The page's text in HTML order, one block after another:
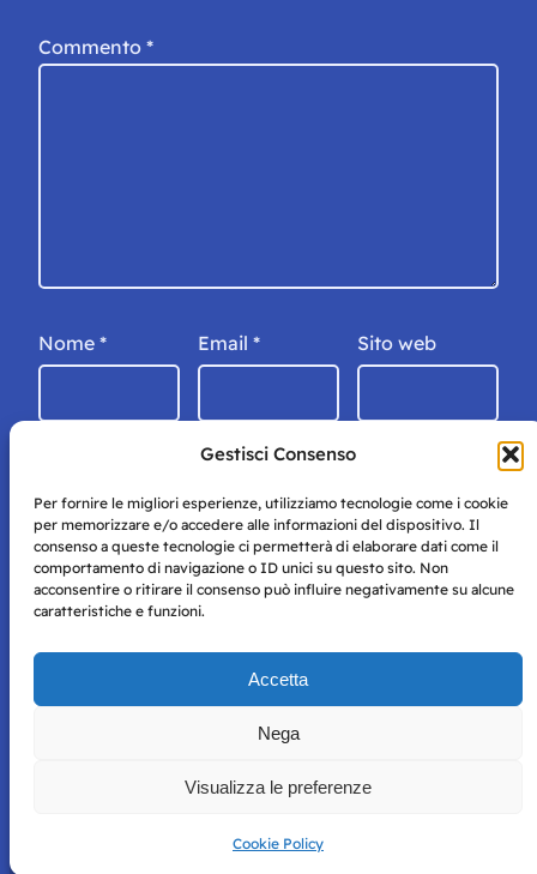
Gestisci Consenso
Per fornire le migliori esperienze, utilizziamo tecnologie come i cookie
per memorizzare e/o accedere alle informazioni del dispositivo. Il
consenso a queste tecnologie ci permetterà di elaborare dati come il
comportamento di navigazione o ID unici su questo sito. Non
acconsentire o ritirare il consenso può influire negativamente su alcune
caratteristiche e funzioni.
Accetta
Nega
Visualizza le preferenze
Cookie Policy
Commento *
Nome * Email * Sito web
Storie di Napoli è una testata registrata presso il tribunale di
per mero scopo didattico e informativo.
perseguito secondo i termini di legge. Si nega l’utilizzo delle